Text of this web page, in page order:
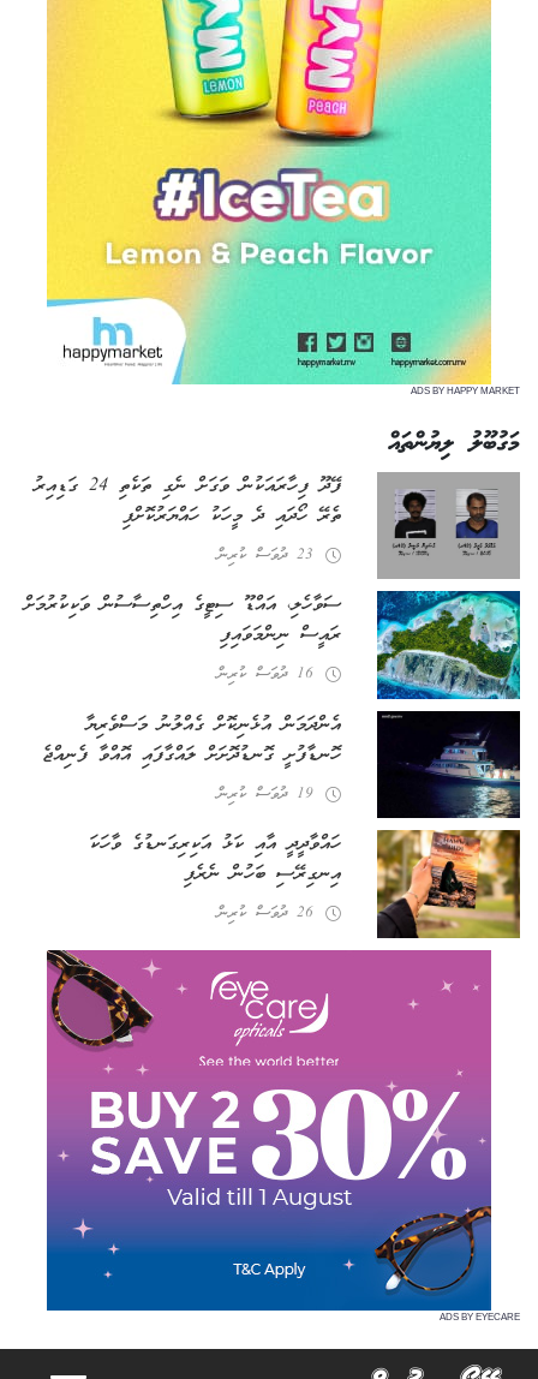
ADS BY HAPPY MARKET
މަގުބޫލު ލިޔުންތައް
ފޭދޫ ފިހާރައަކުން ވަގަށް ނެގި ތަކެތި 24 ގަޑިއިރު
ތެރޭ ހޯދައި ދެ މީހަކު ހައްޔަރުކޮށްފި
23 ދުވަސް ކުރިން
ސަވާހެލި، އައްޑޫ ސިޓީގެ އިހްތިސާސުން ވަކިކުރުމަށް
ރައީސް ނިންމަވައިފި
16 ދުވަސް ކުރިން
އެންދަމަން އުޅެނިކޮށް ގެއްލުނު މަސްވެރިޔާ
ހޮނޑާފުށީ ގޮނޑުދޮށަށް ލައްގާފައި އޮއްވާ ފެނިއްޖެ
19 ދުވަސް ކުރިން
ހައްވާދީދީ އާއި ކަޅު އަކިރިގަނޑުގެ ވާހަކަ
އިނގިރޭސި ބަހުން ނެރެފި
26 ދުވަސް ކުރިން
ADS BY EYECARE